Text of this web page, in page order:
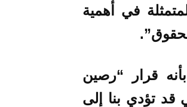
في أهمية
قرار “رصين
قد تؤدي بنا إلى